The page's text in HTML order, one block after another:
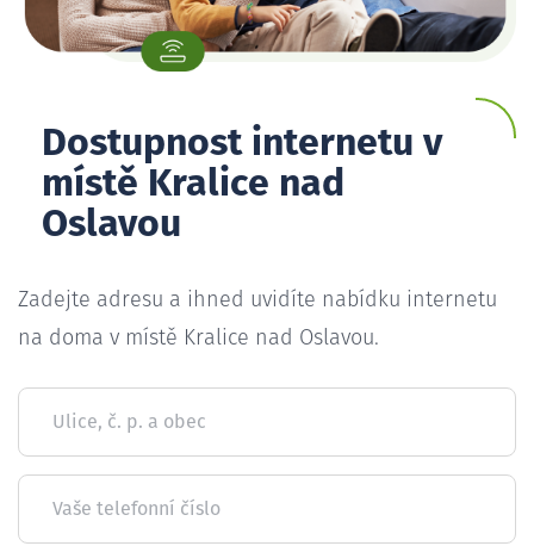
Dostupnost internetu v
místě Kralice nad
Oslavou
Zadejte adresu a ihned uvidíte nabídku internetu
na doma v místě Kralice nad Oslavou.
Ulice, č. p. a obec
Vaše telefonní číslo